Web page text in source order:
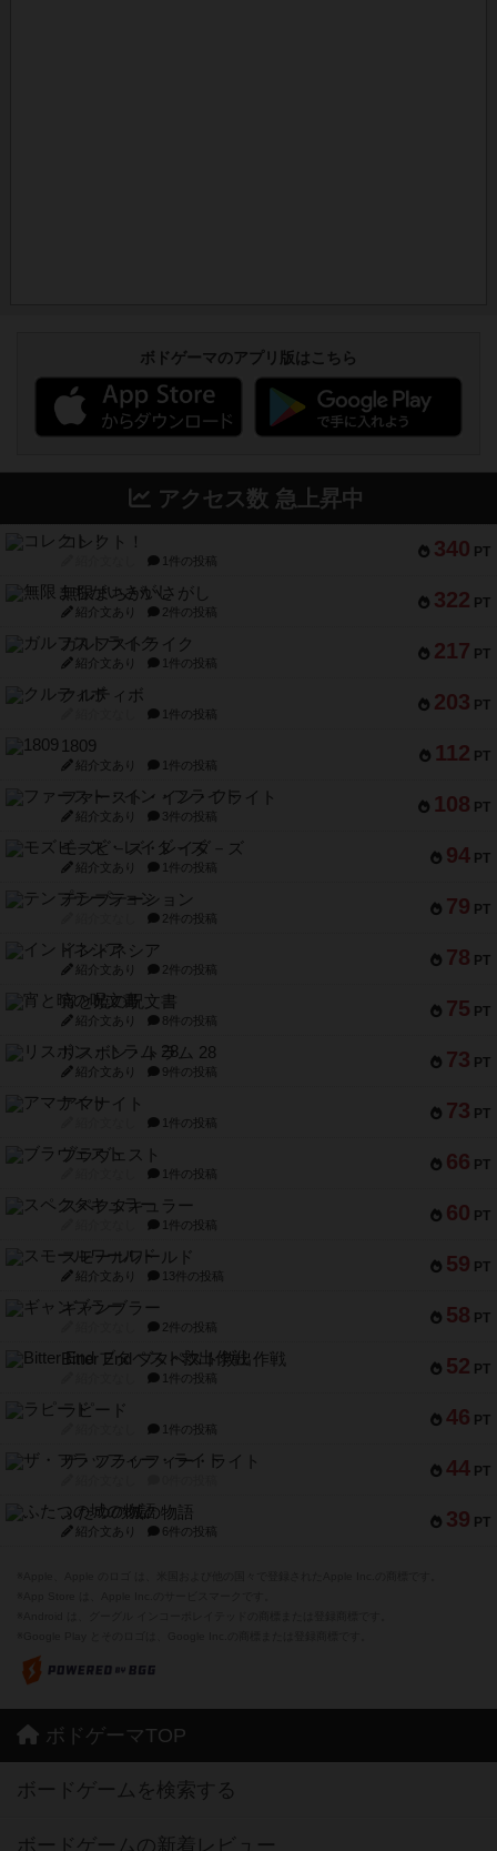
ボドゲーマのアプリ版はこちら
アクセス数 急上昇中
340 PT
コレクト！
1件の投稿
322 PT
無限まちがいさがし
紹介文あり 2件の投稿
217 PT
ガルフストライク
紹介文あり 1件の投稿
203 PT
クルティボ
1件の投稿
112 PT
1809
紹介文あり 1件の投稿
108 PT
ファースト・イン・フライト
紹介文あり 3件の投稿
94 PT
モズビ－ズ・レイダ－ズ
紹介文あり 1件の投稿
79 PT
テンプテーション
2件の投稿
78 PT
インドネシア
紹介文あり 2件の投稿
75 PT
宵と暁の呪文書
紹介文あり 8件の投稿
73 PT
リスボン・トラム 28
紹介文あり 9件の投稿
73 PT
アマナイト
1件の投稿
66 PT
ブラヴェスト
1件の投稿
60 PT
スペクタキュラー
1件の投稿
59 PT
スモールワールド
紹介文あり 13件の投稿
58 PT
ギャンブラー
2件の投稿
52 PT
Bitter End ブタペスト救出作戦
1件の投稿
46 PT
ラピード
1件の投稿
44 PT
ザ・フラッフィー・ライト
39 PT
ふたつの城の物語
紹介文あり 6件の投稿
ボドゲーマTOP
ボードゲームを検索する
ボードゲームの新着レビュー